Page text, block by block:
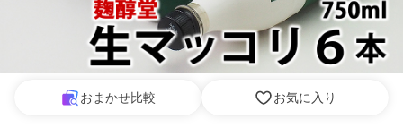
おまかせ比較 お気に入り